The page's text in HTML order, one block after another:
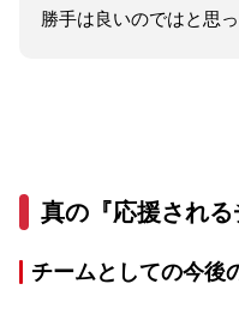
勝手は良いのではと思っ
真の『応援される
チームとしての今後